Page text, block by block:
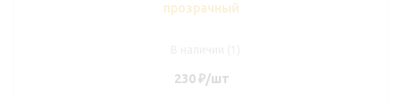
прозрачный
230₽/шт